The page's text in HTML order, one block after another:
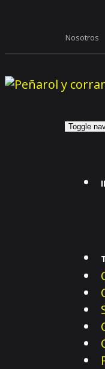
Nosotros
Toggle